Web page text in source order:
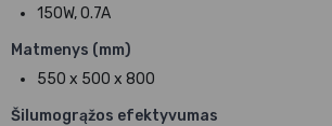
150W, 0.7A
Matmenys (mm)
550 x 500 x 800
Šilumogrąžos efektyvumas